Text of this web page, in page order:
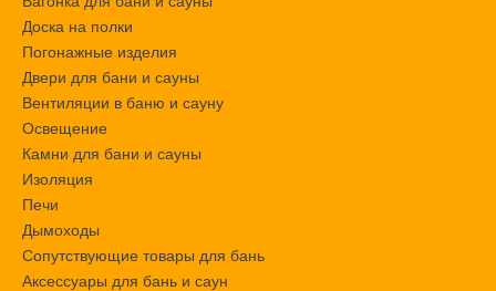
Доска на полки
Погонажные изделия
Двери для бани и сауны
Вентиляции в баню и сауну
Освещение
Камни для бани и сауны
Изоляция
Печи
Дымоходы
Сопутствующие товары для бань
Аксессуары для бань и саун